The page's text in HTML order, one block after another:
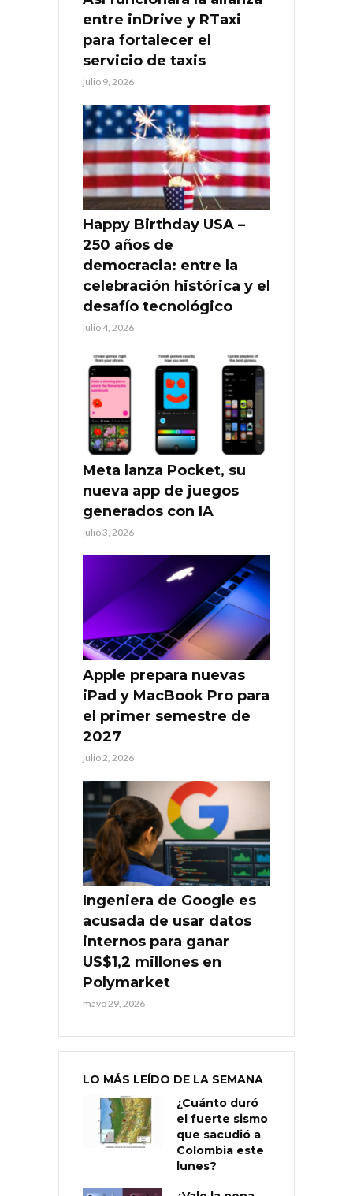
entre inDrive y RTaxi
para fortalecer el
servicio de taxis
julio 9, 2026
Happy Birthday USA –
250 años de
democracia: entre la
celebración histórica y el
desafío tecnológico
julio 4, 2026
Meta lanza Pocket, su
nueva app de juegos
generados con IA
julio 3, 2026
Apple prepara nuevas
iPad y MacBook Pro para
el primer semestre de
2027
julio 2, 2026
Ingeniera de Google es
acusada de usar datos
internos para ganar
US$1,2 millones en
Polymarket
mayo 29, 2026
LO MÁS LEÍDO DE LA SEMANA
¿Cuánto duró
el fuerte sismo
que sacudió a
Colombia este
lunes?